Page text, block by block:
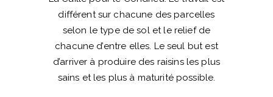
différent sur chacune des parcelles
selon le type de sol et le relief de
chacune d’entre elles. Le seul but est
d’arriver à produire des raisins les plus
sains et les plus à maturité possible.